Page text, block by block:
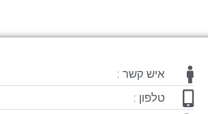
איש קשר :
טלפון :